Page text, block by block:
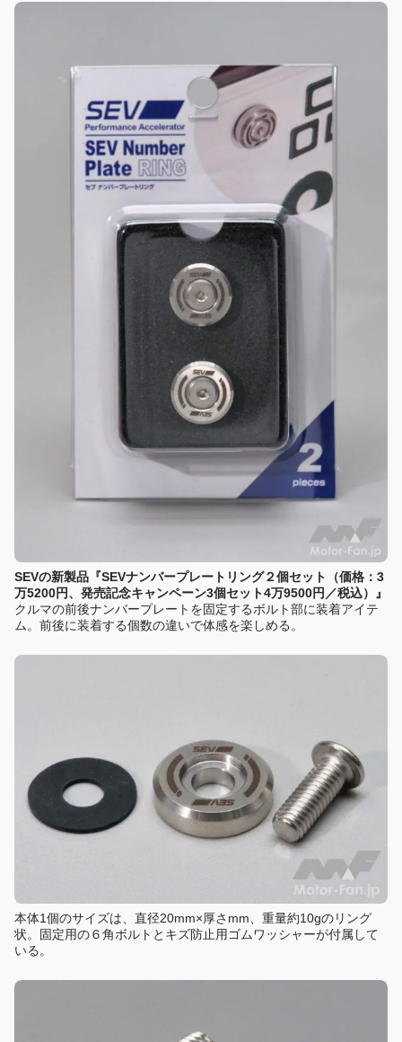
SEVの新製品『SEVナンバープレートリング２個セット（価格：3
万5200円、発売記念キャンペーン3個セット4万9500円／税込）』
クルマの前後ナンバープレートを固定するボルト部に装着アイテ
ム。前後に装着する個数の違いで体感を楽しめる。
本体1個のサイズは、直径20mm×厚さmm、重量約10gのリング
状。固定用の６角ボルトとキズ防止用ゴムワッシャーが付属して
いる。